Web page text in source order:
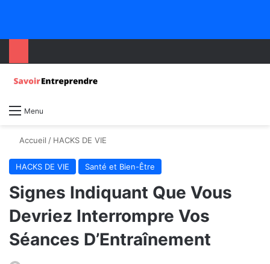
Menu
Accueil / HACKS DE VIE
HACKS DE VIE Santé et Bien-Être
Signes Indiquant Que Vous
Devriez Interrompre Vos
Séances D’Entraînement